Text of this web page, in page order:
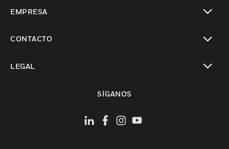
EMPRESA
CONTACTO
LEGAL
SÍGANOS